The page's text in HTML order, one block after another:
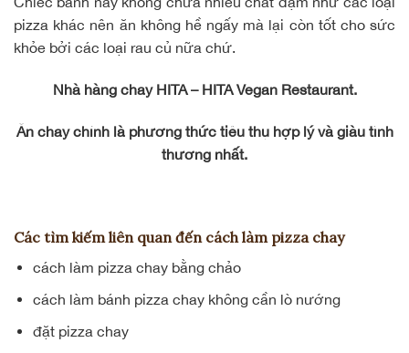
pizza khác nên ăn không hề ngấy mà lại còn tốt cho sức
khỏe bởi các loại rau củ nữa chứ.
Nhà hàng chay HITA – HITA Vegan Restaurant.
Ăn chay chính là phương thức tiêu thụ hợp lý và giàu tình
thương nhất.
Các tìm kiếm liên quan đến cách làm pizza chay
cách làm pizza chay bằng chảo
cách làm bánh pizza chay không cần lò nướng
đặt pizza chay